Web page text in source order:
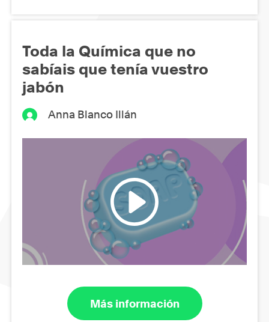
Toda la Química que no
sabíais que tenía vuestro
jabón
Anna Blanco Illán
Más información